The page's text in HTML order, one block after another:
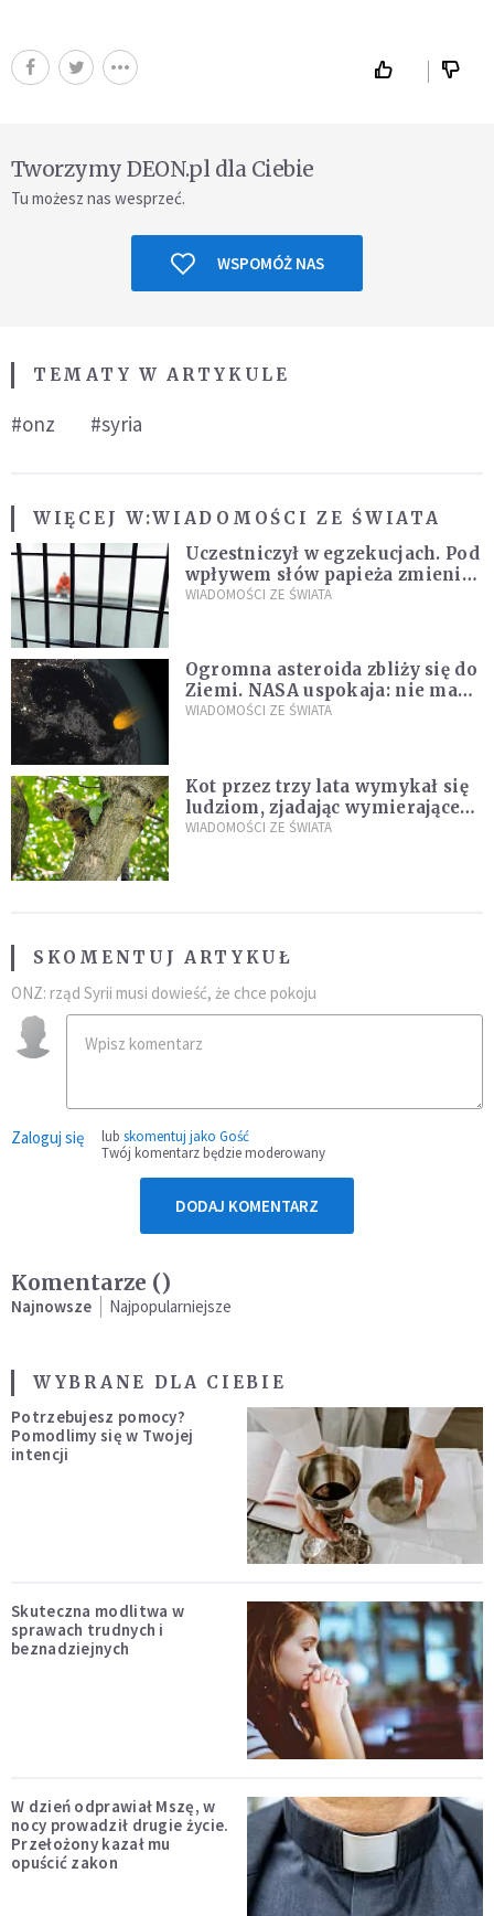
Tworzymy DEON.pl dla Ciebie
Tu możesz nas wesprzeć.
WSPOMÓŻ NAS
TEMATY W ARTYKULE
#onz #syria
WIĘCEJ W:WIADOMOŚCI ZE ŚWIATA
Uczestniczył w egzekucjach. Pod
wpływem słów papieża zmienił
zdanie
WIADOMOŚCI ZE ŚWIATA
Ogromna asteroida zbliży się do
Ziemi. NASA uspokaja: nie ma
zagrożenia
WIADOMOŚCI ZE ŚWIATA
Kot przez trzy lata wymykał się
ludziom, zjadając wymierające
kaczki. W końcu popełnił
WIADOMOŚCI ZE ŚWIATA
SKOMENTUJ ARTYKUŁ
ONZ: rząd Syrii musi dowieść, że chce pokoju
Zaloguj się lub skomentuj jako Gość
Twój komentarz będzie moderowany
DODAJ KOMENTARZ
Komentarze ()
Najnowsze Najpopularniejsze
WYBRANE DLA CIEBIE
Potrzebujesz pomocy?
Pomodlimy się w Twojej
intencji
Skuteczna modlitwa w
sprawach trudnych i
beznadziejnych
W dzień odprawiał Mszę, w
nocy prowadził drugie życie.
Przełożony kazał mu
opuścić zakon